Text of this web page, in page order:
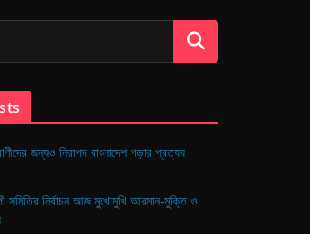
জন্যও নিরাপদ বাংলাদেশ গড়ার প্রত্যয়
সমিতির নির্বাচন আজ মুখোমুখি আরমান-মুক্তি ও